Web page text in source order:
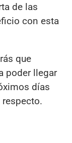
de las
con esta
que
poder llegar
días